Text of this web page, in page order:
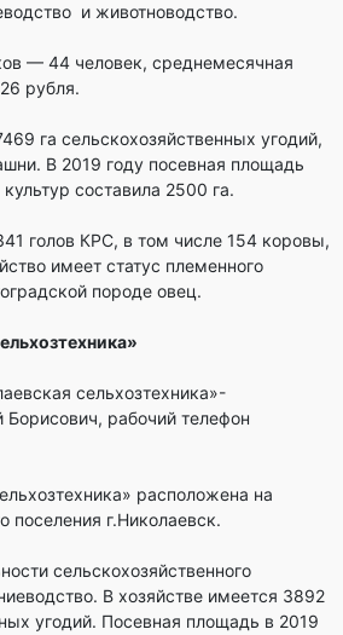
и животноводство.
— 44 человек, среднемесячная
рубля.
га сельскохозяйственных угодий,
В 2019 году посевная площадь
составила 2500 га.
голов КРС, в том числе 154 коровы,
имеет статус племенного
породе овец.
сельхозтехника»-
рабочий телефон
расположена на
поселения г.Николаевск.
сельскохозяйственного
В хозяйстве имеется 3892
угодий. Посевная площадь в 2019